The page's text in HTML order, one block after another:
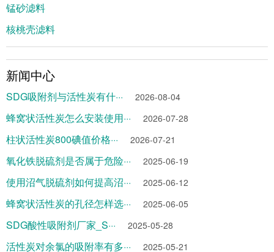
锰砂滤料
核桃壳滤料
新闻中心
SDG吸附剂与活性炭有什··· 2026-08-04
蜂窝状活性炭怎么安装使用··· 2026-07-28
柱状活性炭800碘值价格··· 2026-07-21
氧化铁脱硫剂是否属于危险··· 2025-06-19
使用沼气脱硫剂如何提高沼··· 2025-06-12
蜂窝状活性炭的孔径怎样选··· 2025-06-05
SDG酸性吸附剂厂家_S··· 2025-05-28
活性炭对余氯的吸附率有多··· 2025-05-21